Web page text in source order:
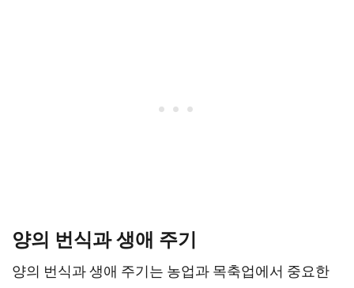
양의 번식과 생애 주기
양의 번식과 생애 주기는 농업과 목축업에서 중요한